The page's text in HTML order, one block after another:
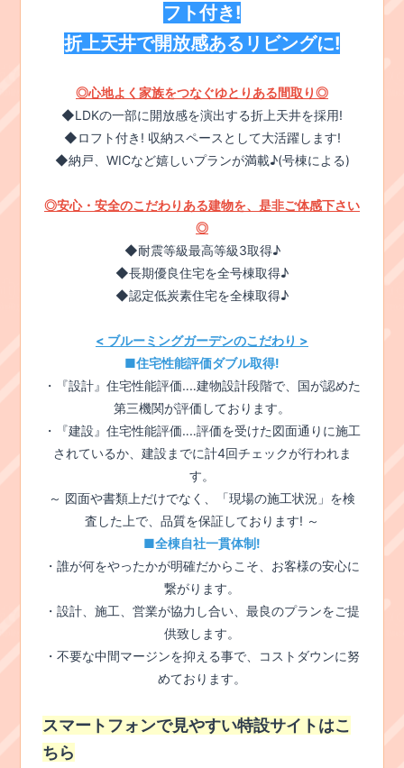
フト付き!
折上天井で開放感あるリビングに!
◎心地よく家族をつなぐゆとりある間取り◎
◆LDKの一部に開放感を演出する折上天井を採用!
◆ロフト付き! 収納スペースとして大活躍します!
◆納戸、WICなど嬉しいプランが満載♪(号棟による)
◎安心・安全のこだわりある建物を、是非ご体感下さい
◎
◆耐震等級最高等級3取得♪
◆長期優良住宅を全号棟取得♪
◆認定低炭素住宅を全棟取得♪
< ブルーミングガーデンのこだわり >
■住宅性能評価ダブル取得!
・『設計』住宅性能評価‥‥建物設計段階で、国が認めた
第三機関が評価しております。
・『建設』住宅性能評価‥‥評価を受けた図面通りに施工
されているか、建設までに計4回チェックが行われま
す。
～ 図面や書類上だけでなく、「現場の施工状況」を検
査した上で、品質を保証しております! ～
■全棟自社一貫体制!
・誰が何をやったかが明確だからこそ、お客様の安心に
繋がります。
・設計、施工、営業が協力し合い、最良のプランをご提
供致します。
・不要な中間マージンを抑える事で、コストダウンに努
めております。
スマートフォンで見やすい特設サイトはこ
ちら